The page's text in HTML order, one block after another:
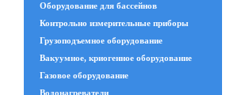
Оборудование для бассейнов
Контрольно измерительные приборы
Грузоподъемное оборудование
Вакуумное, криогенное оборудование
Газовое оборудование
Водонагреватели